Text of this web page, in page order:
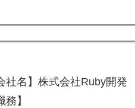
社名】株式会社Ruby開発
務】